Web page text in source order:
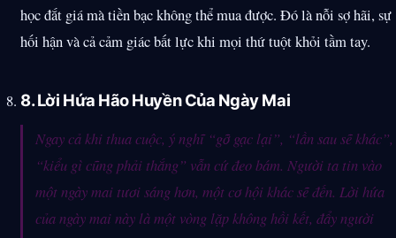
học đắt giá mà tiền bạc không thể mua được. Đó là nỗi sợ hãi, sự
hối hận và cả cảm giác bất lực khi mọi thứ tuột khỏi tầm tay.
8. Lời Hứa Hão Huyền Của Ngày Mai
Ngay cả khi thua cuộc, ý nghĩ “gỡ gạc lại”, “lần sau sẽ khác”,
“kiểu gì cũng phải thắng” vẫn cứ đeo bám. Người ta tin vào
một ngày mai tươi sáng hơn, một cơ hội khác sẽ đến. Lời hứa
của ngày mai này là một vòng lặp không hồi kết, đẩy người